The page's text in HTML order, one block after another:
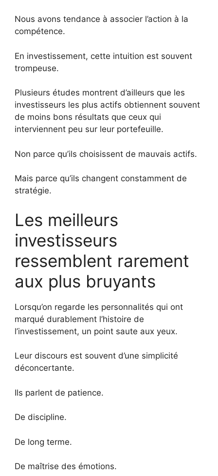
Nous avons tendance à associer l’action à la
compétence.
En investissement, cette intuition est souvent
trompeuse.
Plusieurs études montrent d’ailleurs que les
investisseurs les plus actifs obtiennent souvent
de moins bons résultats que ceux qui
interviennent peu sur leur portefeuille.
Non parce qu’ils choisissent de mauvais actifs.
Mais parce qu’ils changent constamment de
stratégie.
Les meilleurs
investisseurs
ressemblent rarement
aux plus bruyants
Lorsqu’on regarde les personnalités qui ont
marqué durablement l’histoire de
l’investissement, un point saute aux yeux.
Leur discours est souvent d’une simplicité
déconcertante.
Ils parlent de patience.
De discipline.
De long terme.
De maîtrise des émotions.